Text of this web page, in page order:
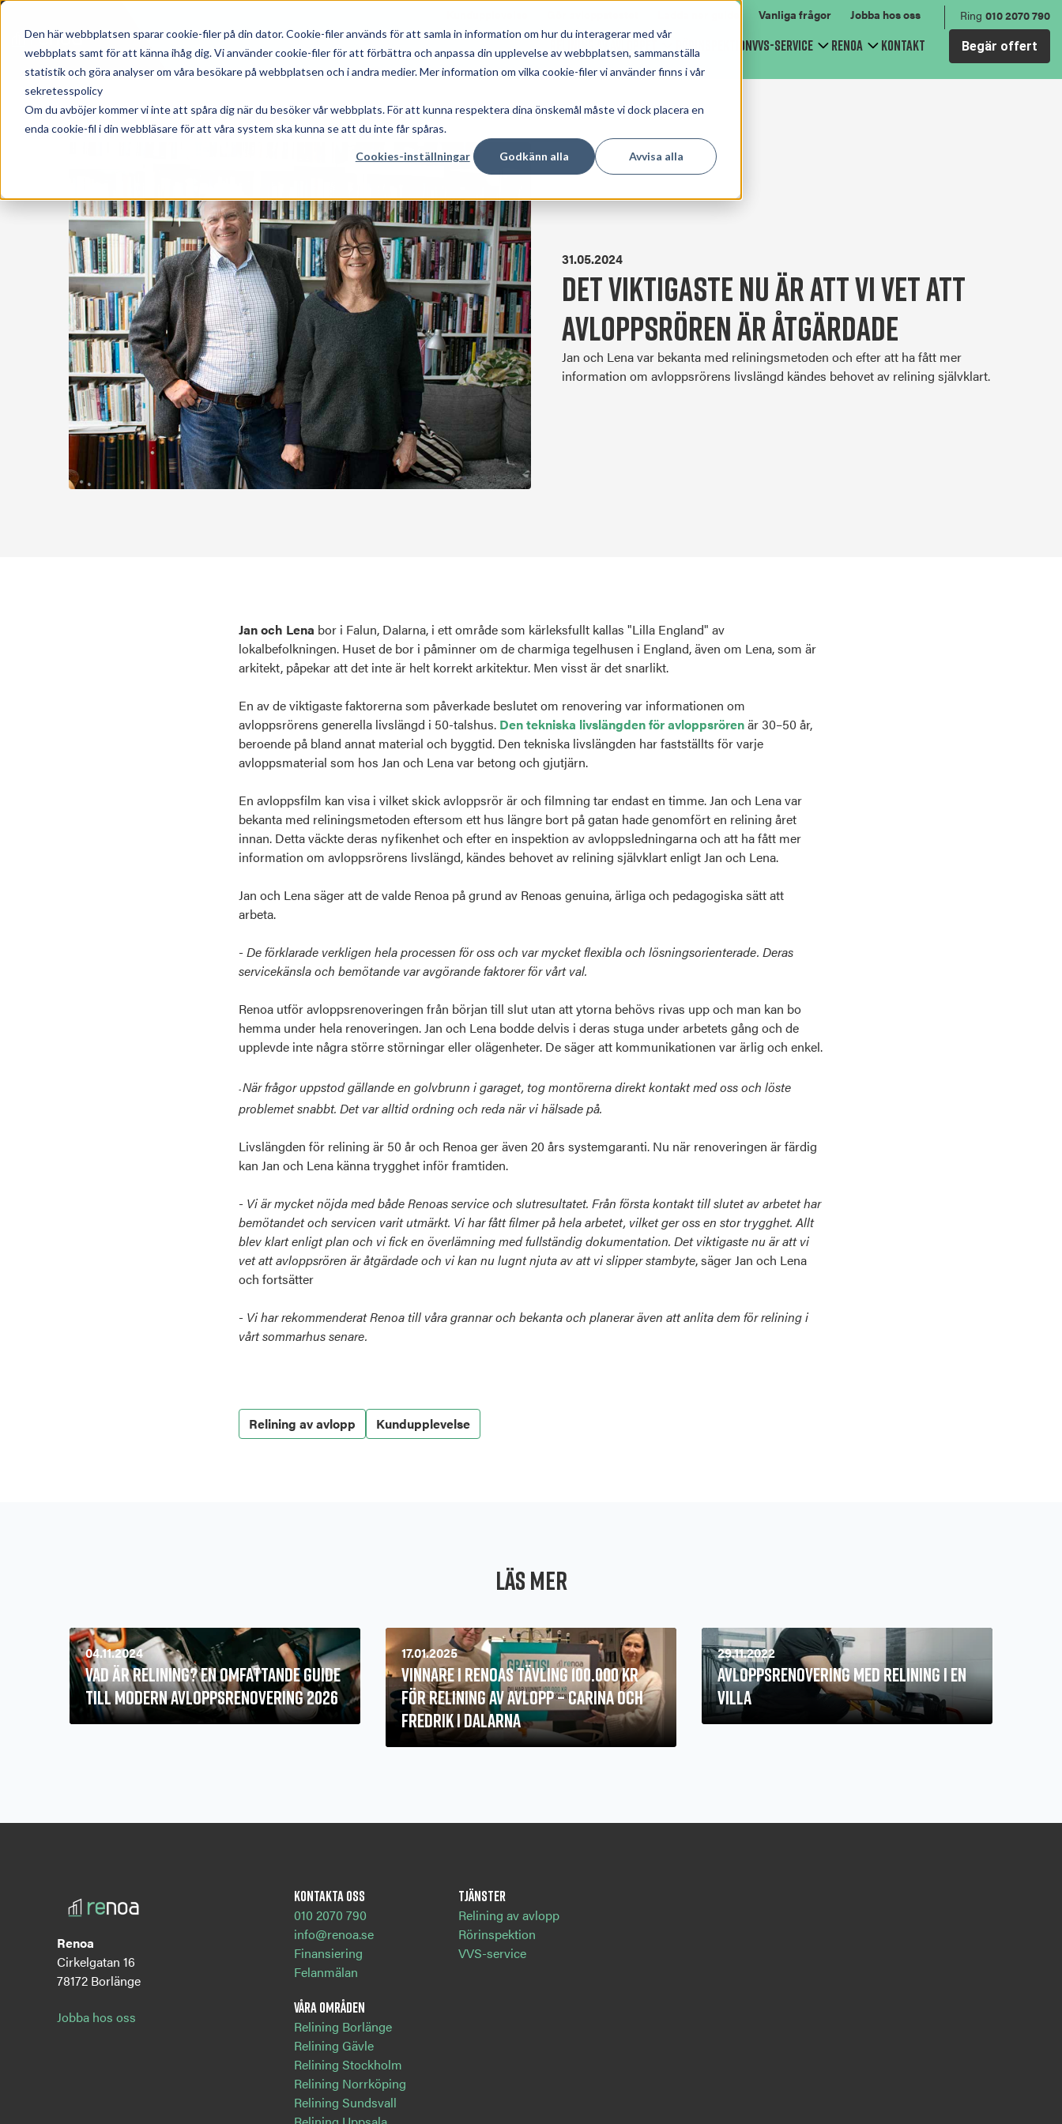
Den här webbplatsen sparar cookie-filer på din dator. Cookie-filer används för att samla in information om hur du interagerar med vår
webbplats samt för att känna ihåg dig. Vi använder cookie-filer för att förbättra och anpassa din upplevelse av webbplatsen, sammanställa
statistik och göra analyser om våra besökare på webbplatsen och i andra medier. Mer information om vilka cookie-filer vi använder finns i vår
sekretesspolicy
Om du avböjer kommer vi inte att spåra dig när du besöker vår webbplats. För att kunna respektera dina önskemål måste vi dock placera en
enda cookie-fil i din webbläsare för att våra system ska kunna se att du inte får spåras.
Cookies-inställningar Godkänn alla Avvisa alla
Vanliga frågor Jobba hos oss Ring 010 2070 790
Relining av avloppet Show submenu for Relining av avloppet
RörinspektionVVS-service Show submenu for VVS-service
Renoa Show submenu for Renoa
Kontakt Begär offert
31.05.2024
Det viktigaste nu är att vi vet att
avloppsrören är åtgärdade
Jan och Lena var bekanta med reliningsmetoden och efter att ha fått mer
information om avloppsrörens livslängd kändes behovet av relining självklart.
Jan och Lena bor i Falun, Dalarna, i ett område som kärleksfullt kallas "Lilla England" av
lokalbefolkningen. Huset de bor i påminner om de charmiga tegelhusen i England, även om Lena, som är
arkitekt, påpekar att det inte är helt korrekt arkitektur. Men visst är det snarlikt.
En av de viktigaste faktorernasom påverkade beslutet om renovering var informationen om
avloppsrörens generella livslängd i 50-talshus. Den tekniska livslängden för avloppsrörenär 30–50 år,
beroende på bland annat material och byggtid. Den tekniska livslängden har fastställts för varje
avloppsmaterial som hos Jan och Lena var betong och gjutjärn.
En avloppsfilm kan visa i vilket skick avloppsrör är och filmning tar endast en timme. Jan och Lenavar
bekanta med reliningsmetoden eftersom ett hus längre bort på gatan hade genomfört en relining året
innan. Detta väcktederas nyfikenhet och efteren inspektion av avloppsledningarna och att ha fått mer
information om avloppsrörens livslängd, kändes behovet av relining självklartenligt Jan och Lena.
Jan och Lena säger att devalde Renoa på grund av Renoas genuina, ärliga och pedagogiska sätt att
arbeta.
-De förklarade verkligen hela processen för oss och var mycket flexibla och lösningsorienterade. Deras
servicekänsla och bemötande var avgörande faktorer för vårt val.
Renoa utför avloppsrenoveringen från början till slut utan att ytorna behövs rivas upp och man kan bo
hemma under hela renoveringen. Jan och Lena bodde delvis i deras stuga under arbetets gång och de
upplevde inte några större störningar eller olägenheter. De säger att kommunikationen var ärlig och enkel.
-När frågor uppstod gällande en golvbrunn i garaget, tog montörerna direkt kontakt med oss och löste
problemet snabbt. Det var alltid ordning och reda när vi hälsade på.
Livslängden för relining är 50 år och Renoa ger även 20 års systemgaranti. Nu när renoveringen är färdig
kan Jan och Lena känna trygghet inför framtiden.
- Vi är mycket nöjda med både Renoas service och slutresultatet. Från första kontakt till slutet av arbetet har
bemötandet och servicen varit utmärkt. Vi har fått filmer på hela arbetet, vilket ger oss en stor trygghet. Allt
blev klart enligt plan och vi fick en överlämning med fullständig dokumentation. Det viktigaste nu är att vi
vet att avloppsrören är åtgärdade och vi kan nu lugnt njuta av att vi slipper stambyte,säger Jan och Lena
och fortsätter
- Vi har rekommenderat Renoa till våra grannar och bekanta och planerar även att anlita dem för relining i
vårt sommarhus senare.
Relining av avlopp Kundupplevelse
Läs mer
Vad är relining? En omfattande guide
till modern avloppsrenovering 2026
04.11.2024
Vinnare i Renoas Tävling 100.000 kr
för Relining av Avlopp – Carina och
Fredrik i Dalarna
17.01.2025
Avloppsrenovering med relining i en
villa
29.11.2022
Renoa
Cirkelgatan 16
78172 Borlänge
Jobba hos oss
Kontakta oss
010 2070 790
info@renoa.se
Finansiering
Felanmälan
Tjänster
Relining av avlopp
Rörinspektion
VVS-service
Våra områden
Relining Borlänge
Relining Gävle
Relining Stockholm
Relining Norrköping
Relining Sundsvall